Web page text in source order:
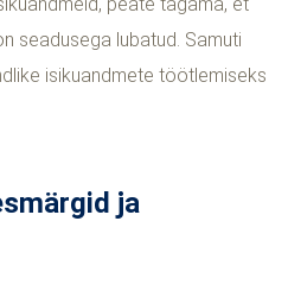
seadusega lubatud. Samuti
isikuandmete töötlemiseks
ja